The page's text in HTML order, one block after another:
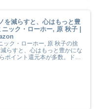
を減らすと、心はもっと豊
ック・ローホー, 原 秋子 |
ック・ローホー, 原 秋子の捨
らすと、心はもっと豊かにな
ポイント還元本が多数。ドミ